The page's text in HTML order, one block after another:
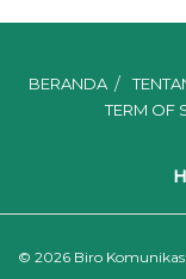
BERANDA
TERM OF
© 2026 Biro